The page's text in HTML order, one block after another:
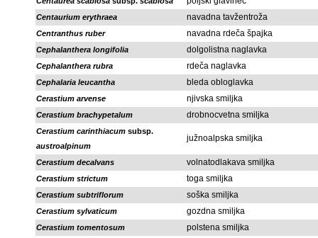
Centaurium erythraea navadna tavžentroža
Centranthus ruber navadna rdeča špajka
Cephalanthera longifolia dolgolistna naglavka
Cephalanthera rubra rdeča naglavka
Cephalaria leucantha bleda obloglavka
Cerastium arvense njivska smiljka
Cerastium brachypetalum drobnocvetna smiljka
Cerastium carinthiacum subsp.
austroalpinum
južnoalpska smiljka
Cerastium decalvans volnatodlakava smiljka
Cerastium strictum toga smiljka
Cerastium subtriflorum soška smiljka
Cerastium sylvaticum gozdna smiljka
Cerastium tomentosum polstena smiljka